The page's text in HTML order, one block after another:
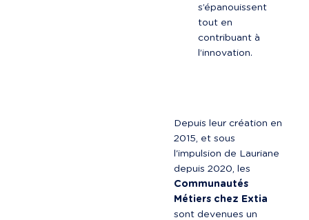
s’épanouissent
tout en
contribuant à
l’innovation.
Depuis leur création en
2015, et sous
l'impulsion de Lauriane
depuis 2020, les
Communautés
Métiers chez Extia
sont devenues un